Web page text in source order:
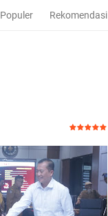
Populer Rekomendasi